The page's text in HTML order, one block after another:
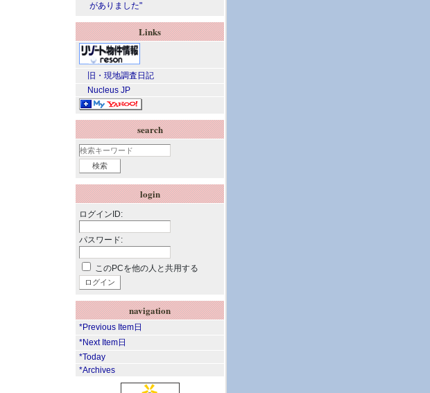
がありました"
Links
旧・現地調査日記
Nucleus JP
search
login
ログインID:
パスワード:
このPCを他の人と共用する
navigation
*Previous Item日
*Next Item日
*Today
*Archives